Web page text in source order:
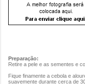
Preparação:
Retire a pele e as sementes e
Fique finamente a cebola e
suavemente durante cerca de